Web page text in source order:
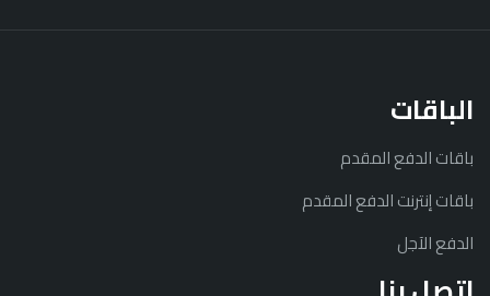
الباقات
باقات الدفع المقدم
باقات إنترنت الدفع المقدم
الدفع الآجل